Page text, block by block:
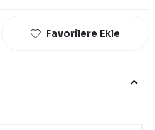
Favorilere Ekle